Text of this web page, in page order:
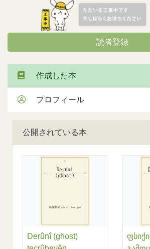
公開されている本
Derûnî (ghost)
読者登録
作成した本
プロフィール